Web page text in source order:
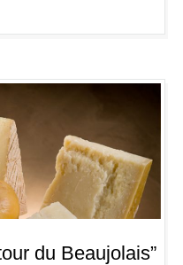
du Beaujolais”